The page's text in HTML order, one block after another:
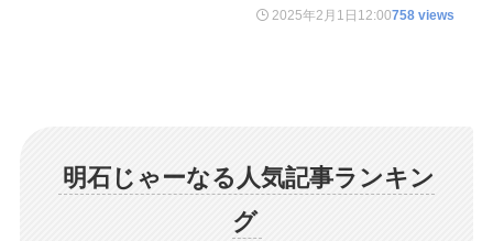
2025年2月1日 12:00758 views
明石じゃーなる人気記事ランキン
グ